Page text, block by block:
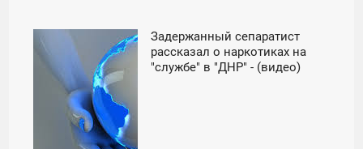
Задержанный сепаратист
рассказал о наркотиках на
"службе" в "ДНР" - (видео)